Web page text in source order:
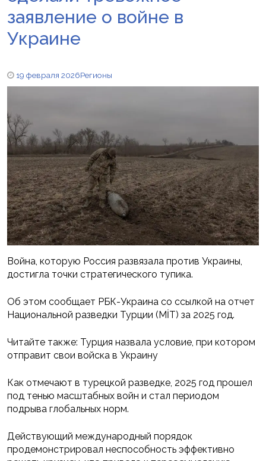
заявление о войне в
Украине
19 февраля 2026Регионы
Война, которую Россия развязала против Украины,
достигла точки стратегического тупика.
Об этом сообщает РБК-Украина со ссылкой на отчет
Национальной разведки Турции (MİT) за 2025 год.
Читайте также: Турция назвала условие, при котором
отправит свои войска в Украину
Как отмечают в турецкой разведке, 2025 год прошел
под тенью масштабных войн и стал периодом
подрыва глобальных норм.
Действующий международный порядок
продемонстрировал неспособность эффективно